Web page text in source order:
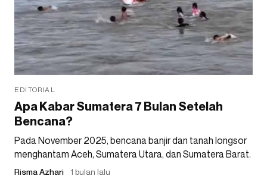
EDITORIAL
Apa Kabar Sumatera 7 Bulan Setelah
Bencana?
Pada November 2025, bencana banjir dan tanah longsor
menghantam Aceh, Sumatera Utara, dan Sumatera Barat.
Risma Azhari 1 bulan lalu